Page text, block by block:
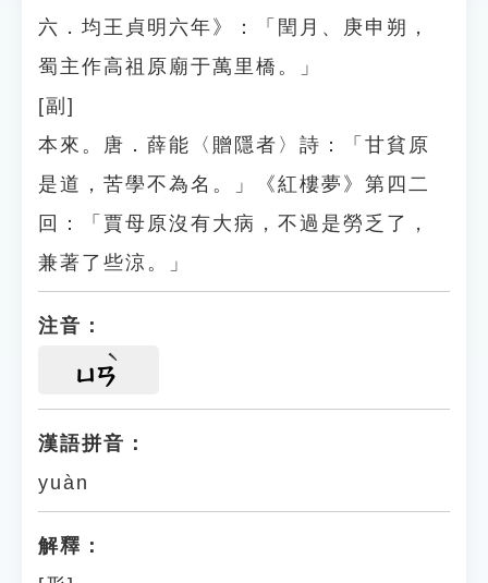
六．均王貞明六年》：「閏月、庚申朔，
蜀主作高祖原廟于萬里橋。」
[副]
本來。唐．薛能〈贈隱者〉詩：「甘貧原
是道，苦學不為名。」《紅樓夢》第四二
回：「賈母原沒有大病，不過是勞乏了，
兼著了些涼。」
注音：
ㄩㄢ
漢語拼音：
yuàn
解釋：